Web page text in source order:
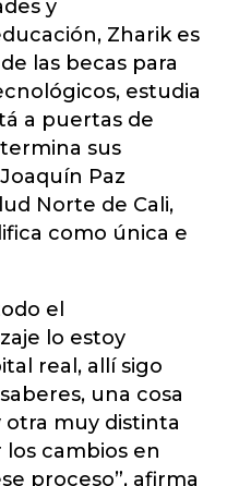
y
Zharik es
las becas para
estudia
a puertas de
sus
Paz
Norte de Cali,
como única e
el
lo estoy
real, allí sigo
una cosa
muy distinta
cambios en
proceso”, afirma